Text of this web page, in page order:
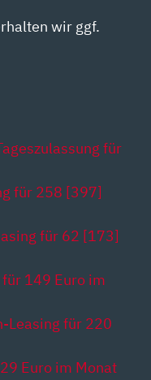
wir ggf.
für
für 258 [397]
für 62 [173]
149 Euro im
Leasing für 220
Euro im Monat